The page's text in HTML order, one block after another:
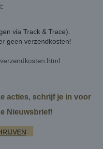
via Track & Trace).
geen verzendkosten!
acties, schrijf je in voor
Nieuwsbrief!